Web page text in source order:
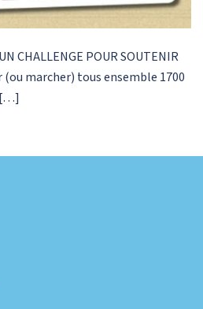
CHALLENGE POUR SOUTENIR
(ou marcher) tous ensemble 1700
[…]